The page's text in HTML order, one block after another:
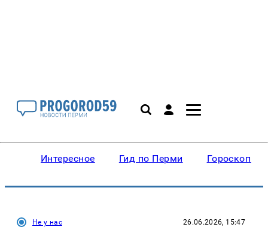
Интересное Гид по Перми Гороскопы
Не у нас 26.06.2026, 15:47